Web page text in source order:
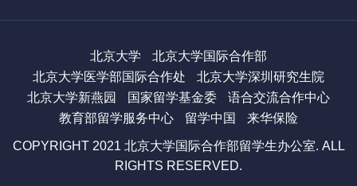
北京大学
北京大学国际合作部
北京大学医学部国际合作处
北京大学深圳研究生院
北京大学新燕园
国家留学基金委
语合交流合作中心
教育部留学服务中心
留学中国 来华保险
COPYRIGHT 2021 北京大学国际合作部留学生办公室. ALL
RIGHTS RESERVED.